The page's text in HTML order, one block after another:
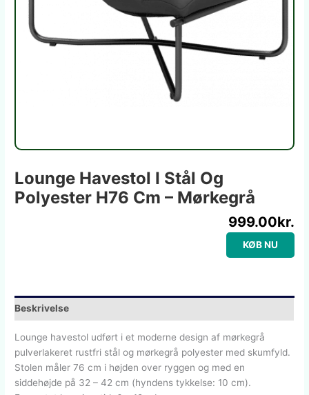
Lounge Havestol I Stål Og
Polyester H76 Cm – Mørkegrå
999.00kr.
KØB NU
Beskrivelse
Lounge havestol udført i et moderne design af mørkegrå
pulverlakeret rustfri stål og mørkegrå polyester med skumfyld.
Stolen måler 76 cm i højden over ryggen og med en
siddehøjde på 32 – 42 cm (hyndens tykkelse: 10 cm).